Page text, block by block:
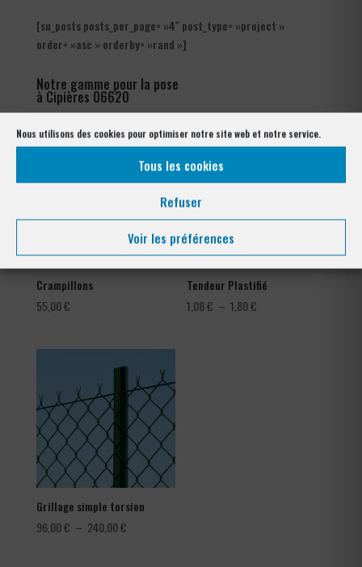
Nous utilisons des cookies pour optimiser notre site web et notre service.
Tous les cookies
Refuser
Voir les préférences
[su_posts posts_per_page= »4″ post_type= »project »
order= »asc » orderby= »rand »]
Notre gamme pour la pose
à Cipières 06620
Crampillons
55,00€
Tendeur Plastifié
1,08€ – 1,80€
Grillage simple torsion
96,00€ – 240,00€Plage